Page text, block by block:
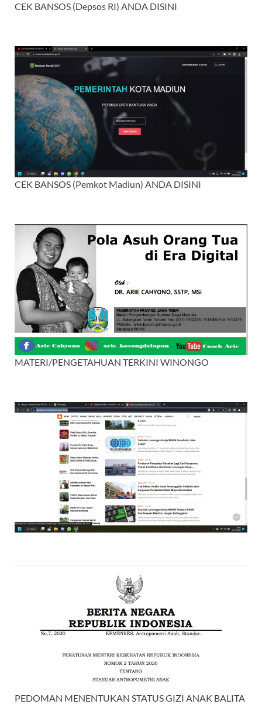
CEK BANSOS (Depsos RI) ANDA DISINI
CEK BANSOS (Pemkot Madiun) ANDA DISINI
MATERI/PENGETAHUAN TERKINI WINONGO
PEDOMAN MENENTUKAN STATUS GIZI ANAK BALITA